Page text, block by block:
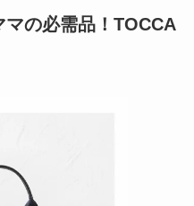
の必需品！TOCCA